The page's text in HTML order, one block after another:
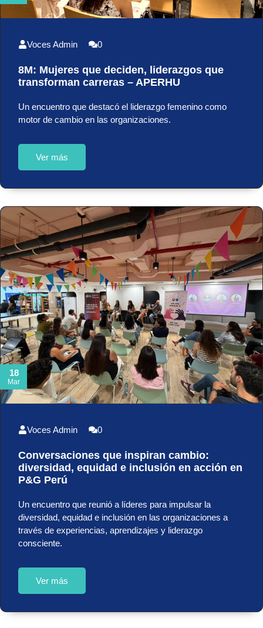
Voces Admin 0
8M: Mujeres que deciden, liderazgos que
transforman carreras – APERHU
Un encuentro que destacó el liderazgo femenino como
motor de cambio en las organizaciones.
Ver más
18
Mar
Voces Admin 0
Conversaciones que inspiran cambio:
diversidad, equidad e inclusión en acción en
P&G Perú
Un encuentro que reunió a líderes para impulsar la
diversidad, equidad e inclusión en las organizaciones a
través de experiencias, aprendizajes y liderazgo
consciente.
Ver más